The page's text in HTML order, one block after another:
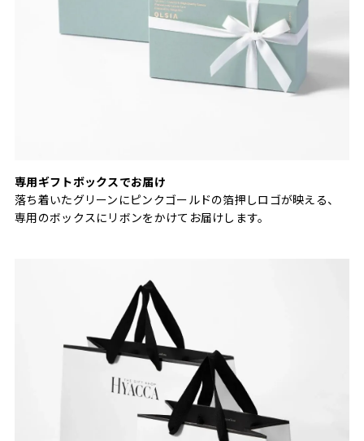
専用ギフトボックスでお届け
落ち着いたグリーンにピンクゴールドの箔押しロゴが映える、
専用のボックスにリボンをかけてお届けします。